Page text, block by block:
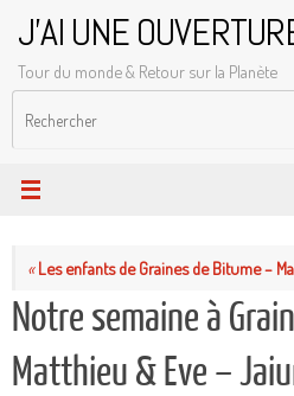
contenu
J'AI UNE
Tour du monde & Retour sur la Planète
«Les enfants de Graines de Bitume –
Notre semaine à
Matthieu & Eve –